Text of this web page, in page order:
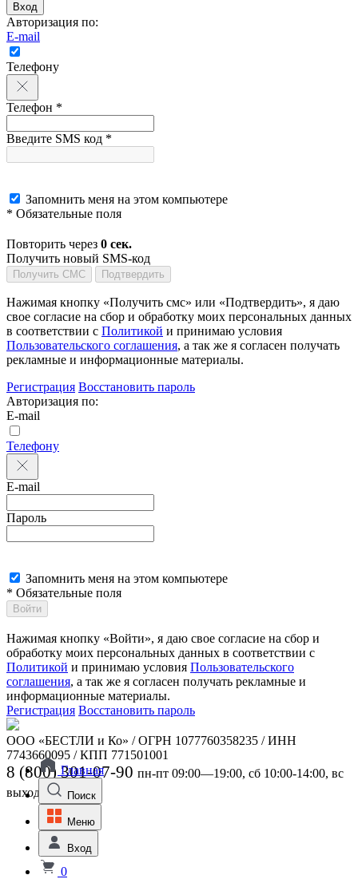
Вход
Авторизация по:
E-mail
Телефону
Телефон *
Введите SMS код *
Запомнить меня на этом компьютере
* Обязательные поля
Повторить через 0 сек.
Получить новый SMS-код
Получить СМС Подтвердить
Нажимая кнопку «Получить смс» или «Подтвердить», я даю
свое согласие на сбор и обработку моих персональных данных
в соответствии с Политикой и принимаю условия
Пользовательского соглашения, а так же я согласен получать
рекламные и информационные материалы.
Регистрация Восстановить пароль
Авторизация по:
E-mail
Телефону
E-mail
Пароль
Запомнить меня на этом компьютере
* Обязательные поля
Войти
Нажимая кнопку «Войти», я даю свое согласие на сбор и
обработку моих персональных данных в соответствии с
Политикой и принимаю условия Пользовательского
соглашения, а так же я согласен получать рекламные и
информационные материалы.
Регистрация Восстановить пароль
ООО «БЕСТЛИ и Ко» / ОГРН 1077760358235 / ИНН
7743660095 / КПП 771501001
8 (800) 301-07-90 пн-пт 09:00—19:00, сб 10:00-14:00, вс
выходной
Главная
Поиск
Меню
Вход
0